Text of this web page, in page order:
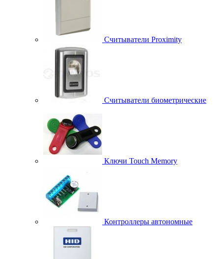
Считыватели Proximity
Считыватели биометрические
Ключи Touch Memory
Контроллеры автономные